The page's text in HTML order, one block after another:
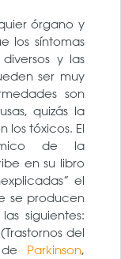
órgano y
los síntomas
y las
ser muy
son
quizás la
los tóxicos. El
de la
en su libro
el
se producen
siguientes:
del
de Parkinson,